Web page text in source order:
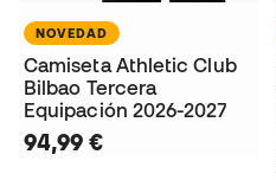
NOVEDAD
Camiseta Athletic Club
Bilbao Tercera
Equipación 2026-2027
94,99 €